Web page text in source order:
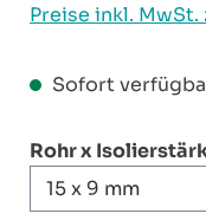
Preise inkl.
Sofort
Rohr x